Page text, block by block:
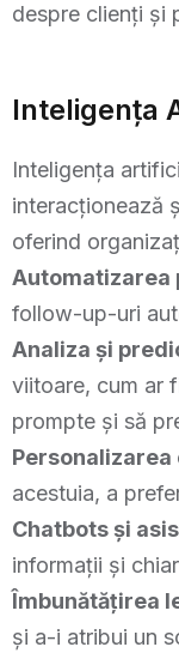
despre clienți și
Inteligența
Inteligența
interacționează
oferind
Automatizarea
follow-up-uri
Analiza și
viitoare, cum ar
prompte și să
acestuia, a
Chatbots și
informații și
Îmbunătățirea
și a-i atribui un